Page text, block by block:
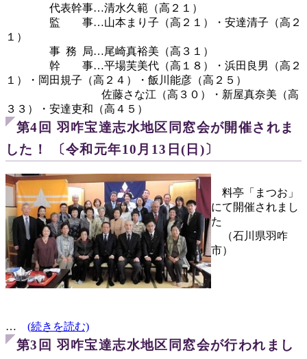
代表幹事…清水久範（高２１）
監 事…山本まり子（高２１）・安達清子（高２
１）
事 務 局…尾崎真裕美（高３１）
幹 事…平場芙美代（高１８）・浜田良男（高２
１）・岡田規子（高２４）・飯川能彦（高２５）
佐藤さな江（高３０）・新屋真奈美（高
３３）・安達吏和（高４５）
第4回 羽咋宝達志水地区同窓会が開催されま
した！ 〔令和元年10月13日(日)〕
料亭「まつお」
にて開催されまし
た
（石川県羽咋
市）
… (続きを読む)
第3回 羽咋宝達志水地区同窓会が行われまし